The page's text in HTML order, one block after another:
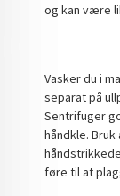
og kan være
Vasker du i
separat på
Sentrifuger
håndkle.
føre til at